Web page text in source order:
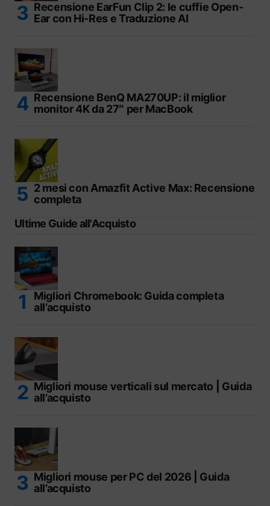
Recensione EarFun Clip 2: le cuffie Open-
Ear con Hi-Res e Traduzione AI
Recensione BenQ MA270UP: il miglior
monitor 4K da 27″ per MacBook
2 mesi con Amazfit Active Max: Recensione
completa
Ultime Guide all'Acquisto
Migliori Chromebook: Guida completa
all’acquisto
Migliori mouse verticali sul mercato | Guida
all’acquisto
Migliori mouse per PC del 2026 | Guida
all’acquisto